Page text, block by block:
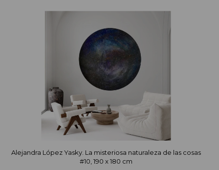
Alejandra López Yasky. La misteriosa naturaleza de las cosas
#10, 190 x 180 cm